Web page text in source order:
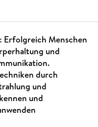
Erfolgreich Menschen
und
durch
und
und